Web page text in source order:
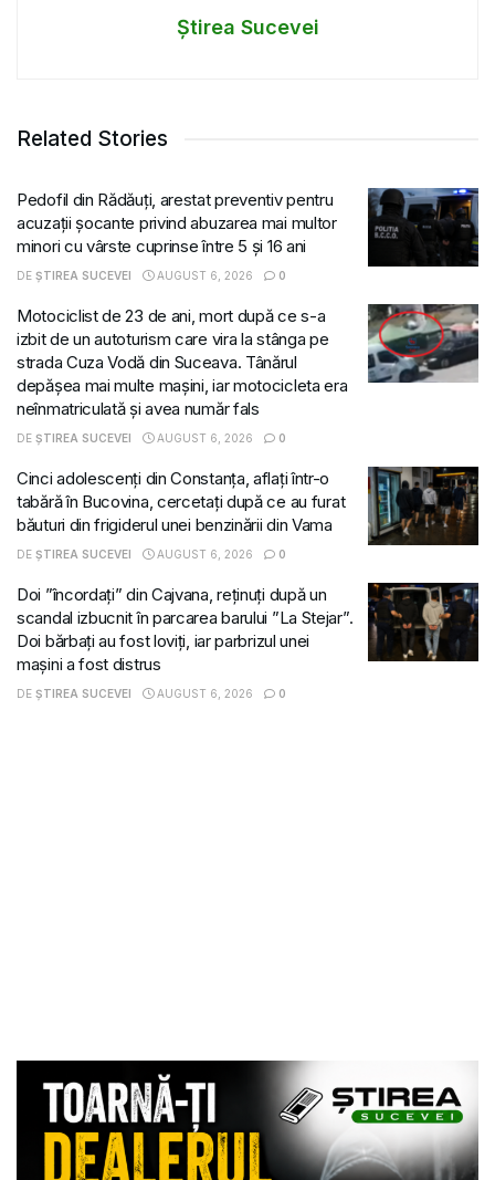
Știrea Sucevei
Related Stories
Pedofil din Rădăuți, arestat preventiv pentru
acuzații șocante privind abuzarea mai multor
minori cu vârste cuprinse între 5 și 16 ani
DE ȘTIREA SUCEVEI AUGUST 6, 2026 0
Motociclist de 23 de ani, mort după ce s-a
izbit de un autoturism care vira la stânga pe
strada Cuza Vodă din Suceava. Tânărul
depășea mai multe mașini, iar motocicleta era
neînmatriculată și avea număr fals
DE ȘTIREA SUCEVEI AUGUST 6, 2026 0
Cinci adolescenți din Constanța, aflați într-o
tabără în Bucovina, cercetați după ce au furat
băuturi din frigiderul unei benzinării din Vama
DE ȘTIREA SUCEVEI AUGUST 6, 2026 0
Doi ”încordați” din Cajvana, reținuți după un
scandal izbucnit în parcarea barului ”La Stejar”.
Doi bărbați au fost loviți, iar parbrizul unei
mașini a fost distrus
DE ȘTIREA SUCEVEI AUGUST 6, 2026 0